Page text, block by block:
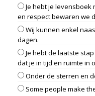
Je hebt je
en respect bewaren we
Wij kunnen enkel
dagen.
Je hebt de laatste
dat je in tijd en ruimte in
Onder de sterren en
Some people make